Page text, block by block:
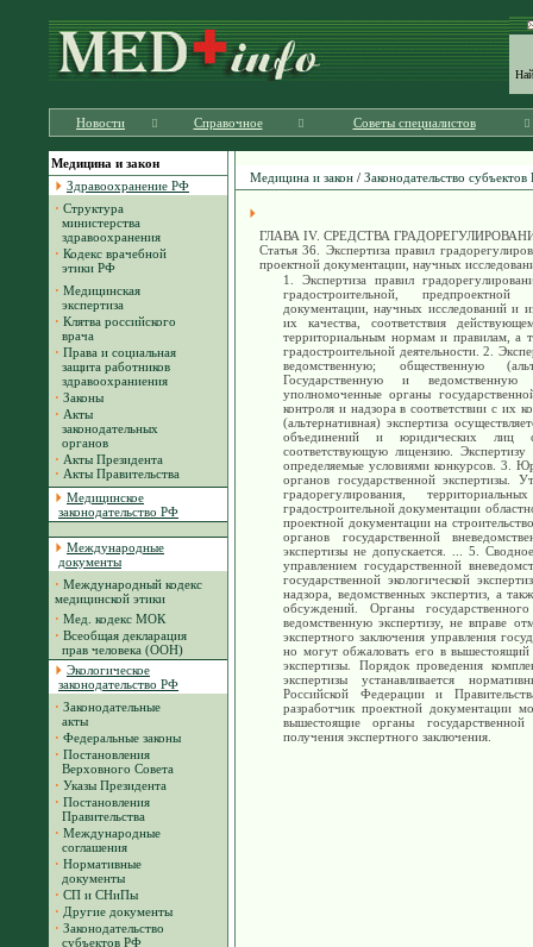
Новости Справочное Советы специалистов
Медицина и закон
Здравоохранение РФ
· Структура
министерства
здравоохранения
· Кодекс врачебной
этики РФ
· Медицинская
экспертиза
· Клятва российского
врача
· Права и социальная
защита работников
здравоохраниения
· Законы
· Акты
законодательных
органов
· Акты Президента
· Акты Правительства
Медицинское
законодательство РФ
Международные
документы
· Международный кодекс
медицинской этики
· Мед. кодекс МОК
· Всеобщая декларация
прав человека (ООН)
Экологическое
законодательство РФ
· Законодательные
акты
· Федеральные законы
· Постановления
Верховного Совета
· Указы Президента
· Постановления
Правительства
· Международные
соглашения
· Нормативные
документы
· СП и СНиПы
· Другие документы
· Законодательство
субъектов РФ
Медицина и закон / Законодательство
ГЛАВА IV. СРЕДСТВА
Статья 36. Экспертиза правил
проектной документации, научных
1. Экспертиза правил
градостроительной,
документации, научных исследований и
их качества, соответствия
территориальным нормам и правилам, а
градостроительной деятельности. 2.
ведомственную; общественную
Государственную и ведомственную
уполномоченные органы
контроля и надзора в соответствии с их
(альтернативная) экспертиза
объединений и юридических лиц
соответствующую лицензию.
определяемые условиями конкурсов. 3.
органов государственной экспертизы.
градорегулирования,
градостроительной документации
проектной документации на
органов государственной
экспертизы не допускается. ... 5.
управлением государственной
государственной экологической
надзора, ведомственных экспертиз, а
обсуждений. Органы
ведомственную экспертизу, не вправе
экспертного заключения управления
но могут обжаловать его в вышестоящий
экспертизы. Порядок проведения
экспертизы устанавливается
Российской Федерации и
разработчик проектной документации
вышестоящие органы
получения экспертного заключения.